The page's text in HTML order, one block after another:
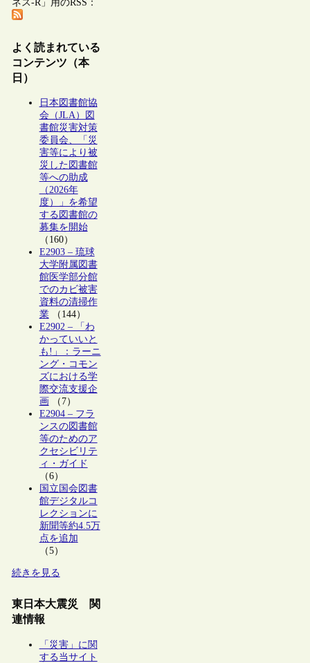
ネス-R」用のRSS：
よく読まれている
コンテンツ（本
日）
日本図書館協
会（JLA）図
書館災害対策
委員会、「災
害等により被
災した図書館
等への助成
（2026年
度）」を希望
する図書館の
募集を開始
（160）
E2903 – 琉球
大学附属図書
館医学部分館
でのカビ被害
資料の清掃作
業（144）
E2902 – 「わ
かっていいと
も!」：ラーニ
ング・コモン
ズにおける学
際交流支援企
画 （7）
E2904 – フラ
ンスの図書館
等のためのア
クセシビリテ
ィ・ガイド
（6）
国立国会図書
館デジタルコ
レクションに
新聞等約4.5万
点を追加
（5）
続きを見る
東日本大震災 関
連情報
「災害」に関
する当サイト